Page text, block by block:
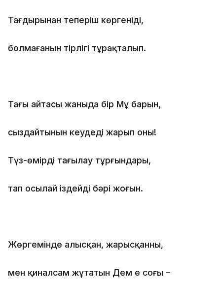
Тағдырыңнан теперіш көргеніңді,
болмағанын тірлігің тұрақталып.
Тағы айтасың жаныңда бір Мұң барын,
сыздайтынын кеудеңді жарып оның!
Түз-өмірдің тағылау тұрғындары,
тап осылай іздейді бәрі жоғын.
Жөргемінде алысқан, жарысқанның,
мен қиналсам жұтатын Дем ең соңғы –